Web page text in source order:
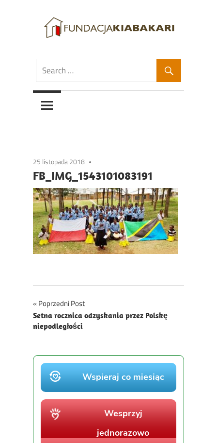
content
Fundacja
Kiabakari
Kiabakari
25 listopada 2018
FB_IMG_1543101083191
Nawigacja
wpisu
Poprzedni Post
Setna rocznica odzyskania przez Polskę
niepodległości